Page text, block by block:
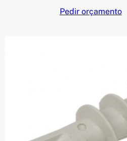
Pedir orçamento